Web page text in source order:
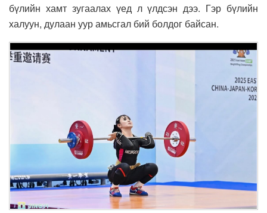
бүлийн хамт зугаалах үед л үлдсэн дээ. Гэр бүлийн
халуун, дулаан уур амьсгал бий болдог байсан.